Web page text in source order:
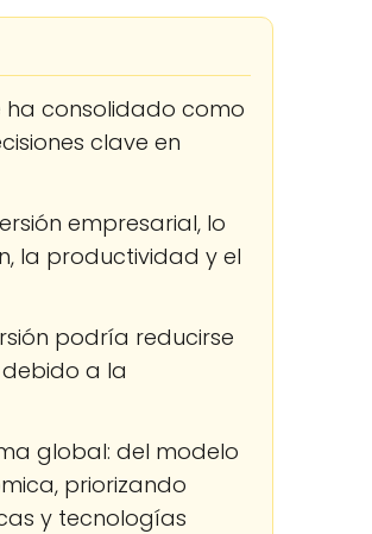
ha consolidado como
clave en
empresarial, lo
la productividad y el
podría reducirse
a la
global: del modelo
priorizando
y tecnologías